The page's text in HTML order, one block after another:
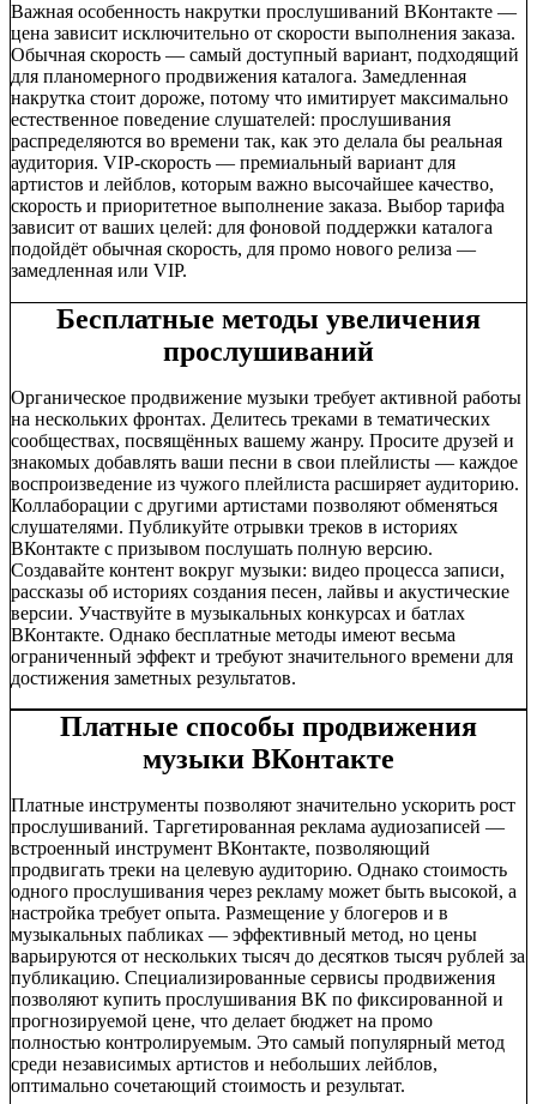
Важная особенность накрутки прослушиваний ВКонтакте —
цена зависит исключительно от скорости выполнения заказа.
Обычная скорость — самый доступный вариант, подходящий
для планомерного продвижения каталога. Замедленная
накрутка стоит дороже, потому что имитирует максимально
естественное поведение слушателей: прослушивания
распределяются во времени так, как это делала бы реальная
аудитория. VIP-скорость — премиальный вариант для
артистов и лейблов, которым важно высочайшее качество,
скорость и приоритетное выполнение заказа. Выбор тарифа
зависит от ваших целей: для фоновой поддержки каталога
подойдёт обычная скорость, для промо нового релиза —
замедленная или VIP.
Бесплатные методы увеличения
прослушиваний
Органическое продвижение музыки требует активной работы
на нескольких фронтах. Делитесь треками в тематических
сообществах, посвящённых вашему жанру. Просите друзей и
знакомых добавлять ваши песни в свои плейлисты — каждое
воспроизведение из чужого плейлиста расширяет аудиторию.
Коллаборации с другими артистами позволяют обменяться
слушателями. Публикуйте отрывки треков в историях
ВКонтакте с призывом послушать полную версию.
Создавайте контент вокруг музыки: видео процесса записи,
рассказы об историях создания песен, лайвы и акустические
версии. Участвуйте в музыкальных конкурсах и батлах
ВКонтакте. Однако бесплатные методы имеют весьма
ограниченный эффект и требуют значительного времени для
достижения заметных результатов.
Платные способы продвижения
музыки ВКонтакте
Платные инструменты позволяют значительно ускорить рост
прослушиваний. Таргетированная реклама аудиозаписей —
встроенный инструмент ВКонтакте, позволяющий
продвигать треки на целевую аудиторию. Однако стоимость
одного прослушивания через рекламу может быть высокой, а
настройка требует опыта. Размещение у блогеров и в
музыкальных пабликах — эффективный метод, но цены
варьируются от нескольких тысяч до десятков тысяч рублей за
публикацию. Специализированные сервисы продвижения
позволяют купить прослушивания ВК по фиксированной и
прогнозируемой цене, что делает бюджет на промо
полностью контролируемым. Это самый популярный метод
среди независимых артистов и небольших лейблов,
оптимально сочетающий стоимость и результат.